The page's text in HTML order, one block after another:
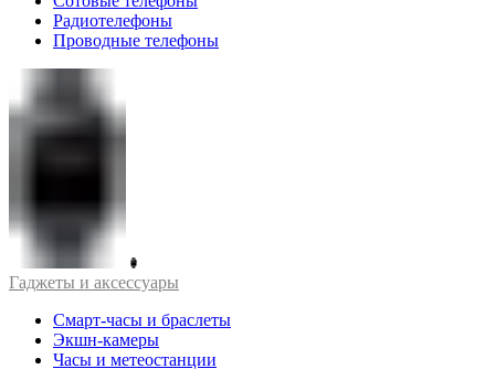
Радиотелефоны
Проводные телефоны
Гаджеты и аксессуары
Смарт-часы и браслеты
Экшн-камеры
Часы и метеостанции